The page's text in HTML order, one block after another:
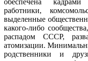
работники,
выделенные
какого-либо
распадом СССР,
атомизации.
родственники и